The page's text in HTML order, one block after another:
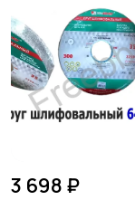
3 698 ₽